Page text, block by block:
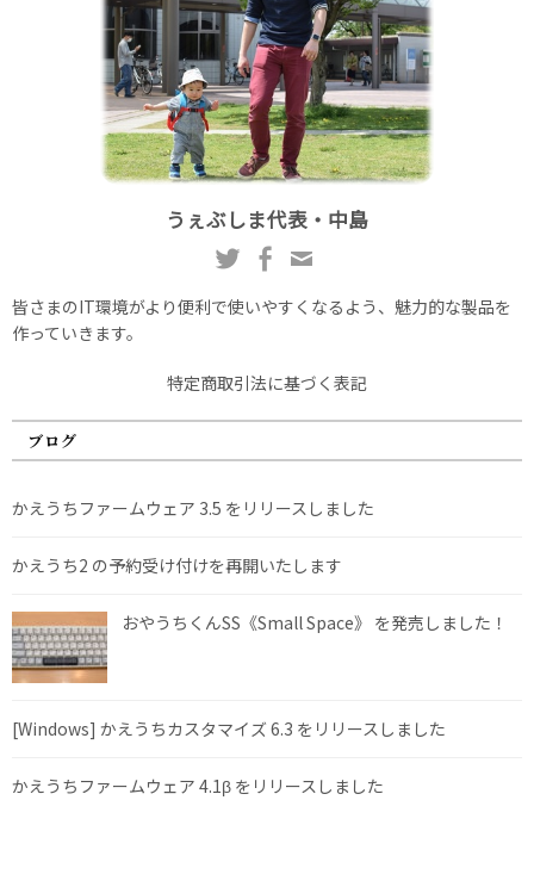
うぇぶしま代表・中島
皆さまのIT環境がより便利で使いやすくなるよう、魅力的な製品を
作っていきます。
特定商取引法に基づく表記
ブログ
かえうちファームウェア 3.5 をリリースしました
かえうち2 の予約受け付けを再開いたします
おやうちくんSS《Small Space》 を発売しました！
[Windows] かえうちカスタマイズ 6.3 をリリースしました
かえうちファームウェア 4.1β をリリースしました